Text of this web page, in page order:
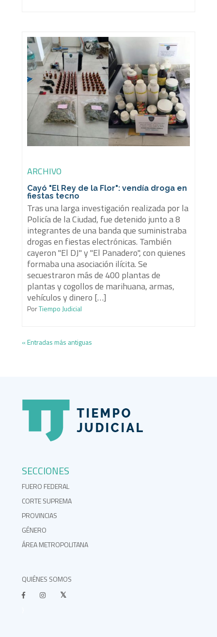
ARCHIVO
Cayó "El Rey de la Flor": vendía droga en
fiestas tecno
Tras una larga investigación realizada por la
Policía de la Ciudad, fue detenido junto a 8
integrantes de una banda que suministraba
drogas en fiestas electrónicas. También
cayeron "El DJ" y "El Panadero", con quienes
formaba una asociación ilícita. Se
secuestraron más de 400 plantas de
plantas y cogollos de marihuana, armas,
vehículos y dinero […]
PorTiempo Judicial
« Entradas más antiguas
SECCIONES
FUERO FEDERAL
CORTE SUPREMA
PROVINCIAS
GÉNERO
ÁREA METROPOLITANA
QUIÉNES SOMOS